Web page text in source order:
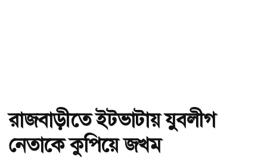
রাজবাড়ীতে ইটভাটায় যুবলীগ
নেতাকে কুপিয়ে জখম